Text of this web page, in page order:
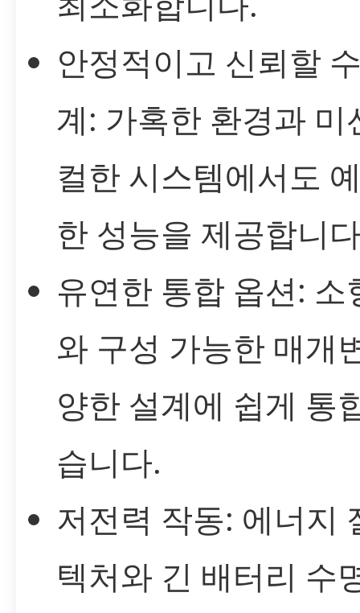
안정적이고 신뢰할
계: 가혹한 환경과 미
컬한 시스템에서도
한 성능을 제공합니
유연한 통합 옵션: 소
와 구성 가능한 매개
양한 설계에 쉽게 통
습니다.
저전력 작동: 에너지
텍처와 긴 배터리 수